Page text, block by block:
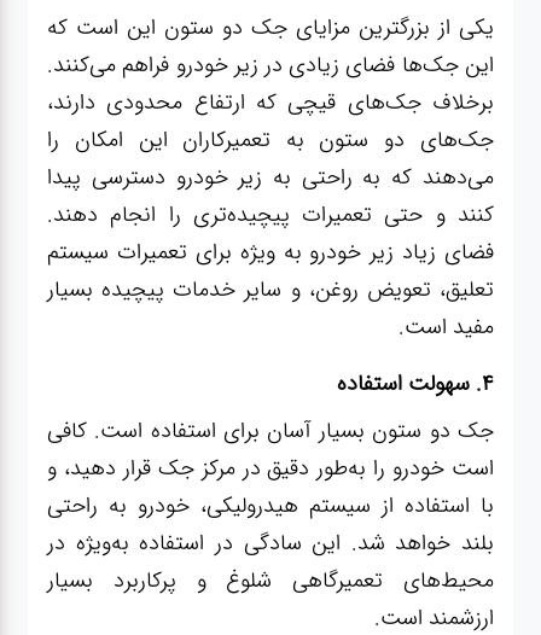
یکی از بزرگترین مزایای جک دو ستون این است که
این جک‌ها فضای زیادی در زیر خودرو فراهم می‌کنند.
برخلاف جک‌های قیچی که ارتفاع محدودی دارند،
جک‌های دو ستون به تعمیرکاران این امکان را
می‌دهند که به راحتی به زیر خودرو دسترسی پیدا
کنند و حتی تعمیرات پیچیده‌تری را انجام دهند.
فضای زیاد زیر خودرو به ویژه برای تعمیرات سیستم
تعلیق، تعویض روغن، و سایر خدمات پیچیده بسیار
مفید است.
۴. سهولت استفاده
جک دو ستون بسیار آسان برای استفاده است. کافی
است خودرو را به‌طور دقیق در مرکز جک قرار دهید، و
با استفاده از سیستم هیدرولیکی، خودرو به راحتی
بلند خواهد شد. این سادگی در استفاده به‌ویژه در
محیط‌های تعمیرگاهی شلوغ و پرکاربرد بسیار
ارزشمند است.